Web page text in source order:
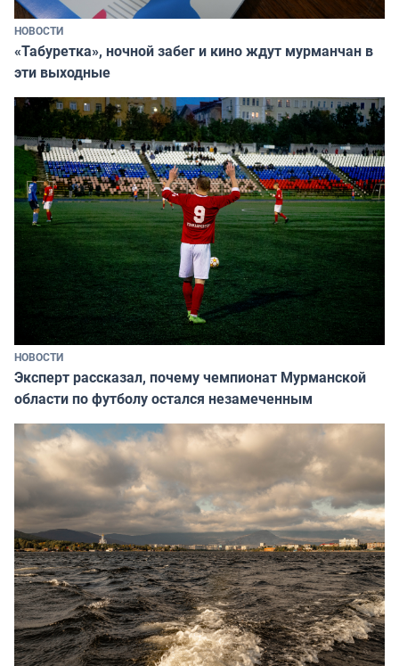
НОВОСТИ
«Табуретка», ночной забег и кино ждут мурманчан в
эти выходные
НОВОСТИ
Эксперт рассказал, почему чемпионат Мурманской
области по футболу остался незамеченным